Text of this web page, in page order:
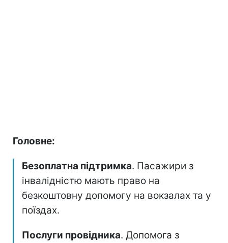
Головне:
Безоплатна підтримка. Пасажири з
інвалідністю мають право на
безкоштовну допомогу на вокзалах та у
поїздах.
Послуги провідника. Допомога з